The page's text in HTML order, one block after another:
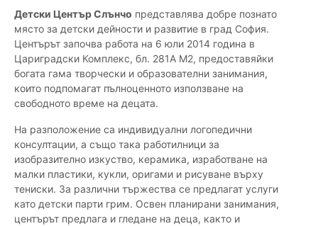
Детски Център Слънчо представлява добре познато
място за детски дейности и развитиe в град София.
Центърът започва работа на 6 юли 2014 година в
Цариградски Комплекс, бл. 281А М2, предоставяйки
богата гама творчески и образователни занимания,
които подпомагат пълноценното използване на
свободното време на децата.
На разположение са индивидуални логопедични
консултации, а също така работилници за
изобразително изкуство, керамика, изработване на
малки пластики, кукли, оригами и рисуване върху
тениски. За различни тържества се предлагат услуги
като детски парти грим. Освен планирани занимания,
центърът предлага и гледане на деца, както и